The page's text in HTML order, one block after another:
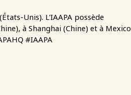
Unis). L'IAAPA possède
à Shanghai (Chine) et à Mexico
#IAAPA